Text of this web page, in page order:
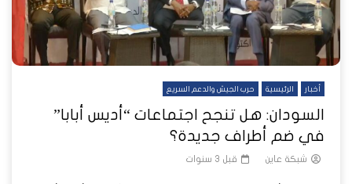
أخبار الرئيسية حرب الجيش والدعم السريع
السودان: هل تنجح اجتماعات “أديس أبابا”
في ضم أطراف جديدة؟
شبكة عاين قبل 3 سنوات